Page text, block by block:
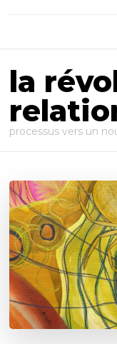
la
processus vers un